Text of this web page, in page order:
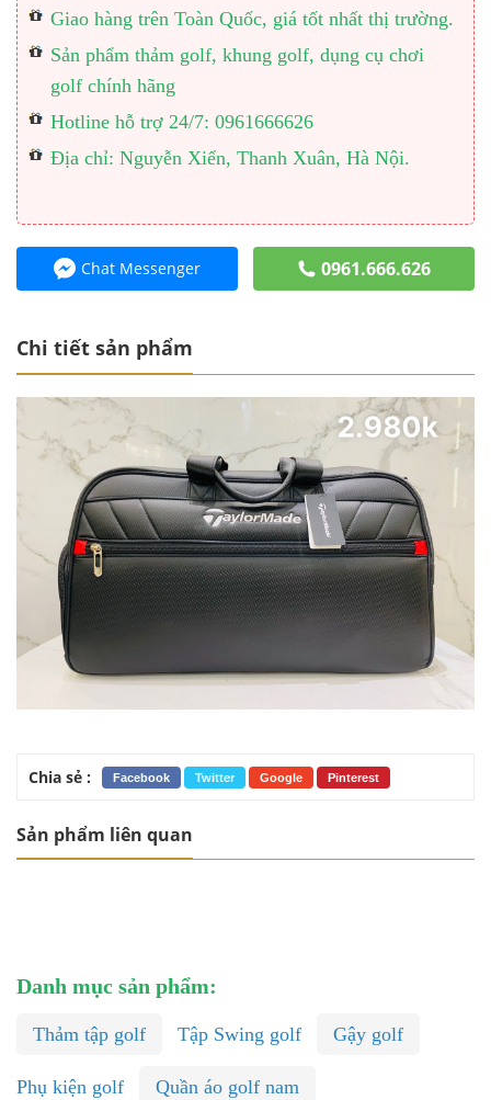
Giao hàng trên Toàn Quốc, giá tốt nhất thị trường.
Sản phẩm thảm golf, khung golf, dụng cụ chơi
golf chính hãng
Hotline hỗ trợ 24/7: 0961666626
Địa chỉ: Nguyễn Xiển, Thanh Xuân, Hà Nội.
Chat Messenger 0961.666.626
Chi tiết sản phẩm
Chia sẻ : Facebook Twitter Google Pinterest
Sản phẩm liên quan
Danh mục sản phẩm:
Thảm tập golf Tập Swing golf Gậy golf
Phụ kiện golf Quần áo golf nam